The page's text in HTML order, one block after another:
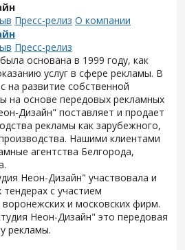
Пресс-релиз О компании
Пресс-релиз
основана в 1999 году, как
услуг в сфере рекламы. В
на развитие собственной
на основе передовых рекламных
Дизайн" поставляет и продает
рекламы как зарубежного,
Нашими клиентами
агентства Белгорода,
Неон-Дизайн" участвовала и
с участием
воронежских и московских фирм.
Неон-Дизайн" это передовая
рекламы.